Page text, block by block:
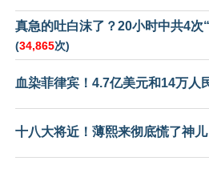
真急的吐白沫了？20小时中共4次
(34,865次)
血染菲律宾！4.7亿美元和14万人
十八大将近！薄熙来彻底慌了神儿